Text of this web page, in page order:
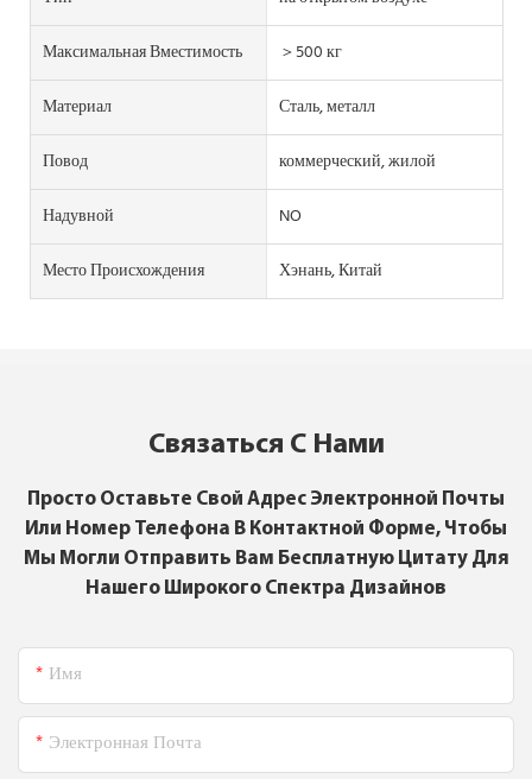
Максимальная Вместимость
＞500 кг
Материал
Сталь, металл
Повод
коммерческий, жилой
Надувной
NO
Место Происхождения
Хэнань, Китай
Связаться С Нами
Просто Оставьте Свой Адрес Электронной Почты
Или Номер Телефона В Контактной Форме, Чтобы
Мы Могли Отправить Вам Бесплатную Цитату Для
Нашего Широкого Спектра Дизайнов
Имя
Электронная Почта